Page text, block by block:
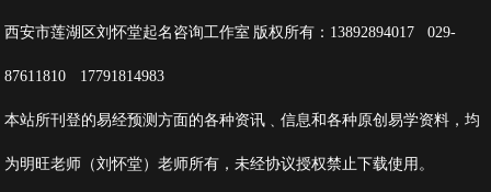
西安市莲湖区刘怀堂起名咨询工作室 版权所有：13892894017 029-
87611810 17791814983
本站所刊登的易经预测方面的各种资讯﹑信息和各种原创易学资料，均
为明旺老师（刘怀堂）老师所有，未经协议授权禁止下载使用。